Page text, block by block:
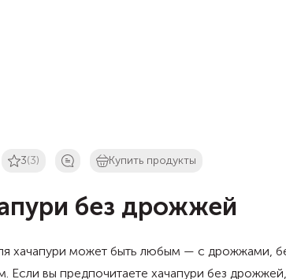
3(3) Купить продукты
без дрожжей
хачапури может быть любым — с дрожжами,
Если вы предпочитаете хачапури без